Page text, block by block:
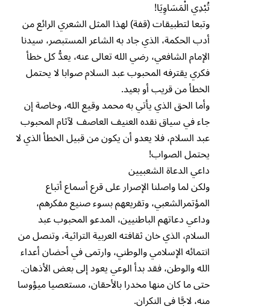
تُبْدِي الْمَسَاوِيَا!
وتبعا لتطبيقات (قفة) لهذا المثل الشعري الرائع من
أدب الحكمة، الذي جاد به الشاعر المستبصر، سيدنا
الإمام الشافعي، رضي الله تعالى عنه، يعدُّ كل خطأ
فكري يقترفه المحبوب عبد السلام صوابا لا يحتمل
الخطأ من قريب أو بعيد.
وأما الحق الذي يأتي به محمد وقيع الله، وخاصة إن
جاء في سياق نقده العنيف العاصف لآثام المحبوب
عبد السلام، فلا يعدو أن يكون من قبيل الخطأ الذي لا
يحتمل الصواب!
داعي الدعاة الشعبيين
ولكن لما واصلنا الإصرار على قرع أسماع أتباع
المؤتمرالشعبي، وتقريعهم بسوء صنيع مفكرهم،
وداعي دعاتهم الباطنيين، المدعو المحبوب عبد
السلام، الذي خان ثقافته العربية التراثية، وتنصل من
انتمائه الإسلامي والوطني، وارتمى في أحضان أعداء
الله والوطن، فقد بدأ الوعي يعود إلى بعض الأذهان.
حتى ما كان منها مخدرا بالأحقان، مستعصيا ميؤوسا
منه، لاجَّا في النكران.